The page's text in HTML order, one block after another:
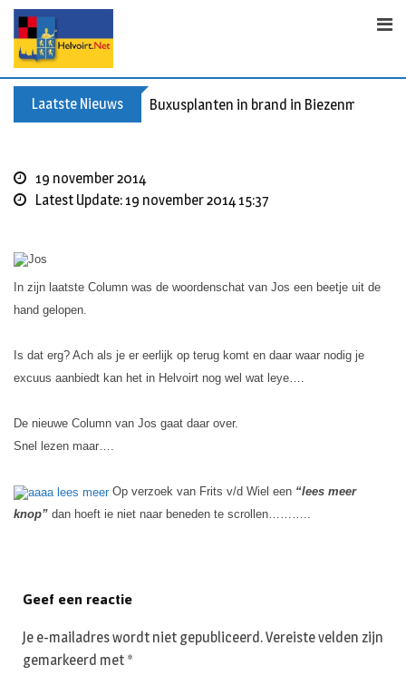
p
Laatste Nieuws Buxusplanten in brand in Biezenmortel,
19 november 2014
Latest Update: 19 november 2014 15:37
In zijn laatste Column was de woordenschat van Jos een beetje uit de
hand gelopen.
Is dat erg? Ach als je er eerlijk op terug komt en daar waar nodig je
excuus aanbiedt kan het in Helvoirt nog wel wat leye….
De nieuwe Column van Jos gaat daar over.
Snel lezen maar….
Op verzoek van Frits v/d Wiel een “lees meer
knop” dan hoeft ie niet naar beneden te scrollen………..
Geef een reactie
Je e-mailadres wordt niet gepubliceerd.Vereiste velden zijn
gemarkeerd met *